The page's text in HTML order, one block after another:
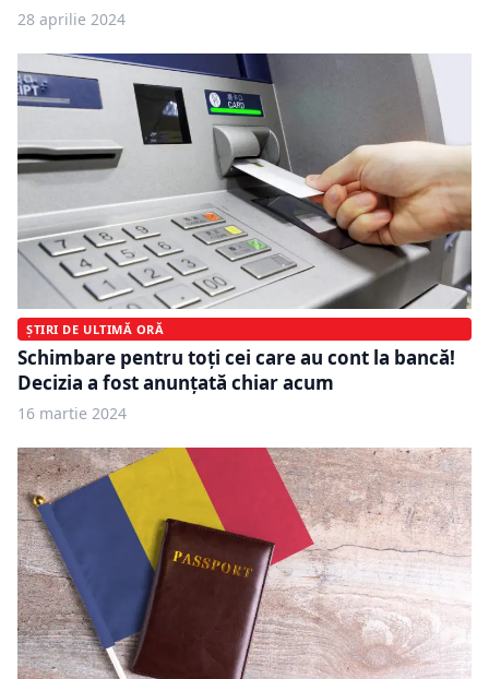
28 aprilie 2024
ȘTIRI DE ULTIMĂ ORĂ
Schimbare pentru toți cei care au cont la bancă!
Decizia a fost anunțată chiar acum
16 martie 2024